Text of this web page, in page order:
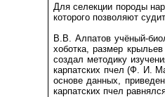
Для селекции породы
которого позволяют
В.В. Алпатов учёный-
хоботка, размер
создал методику
карпатских пчел (Ф. И.
основе данных,
карпатских пчел